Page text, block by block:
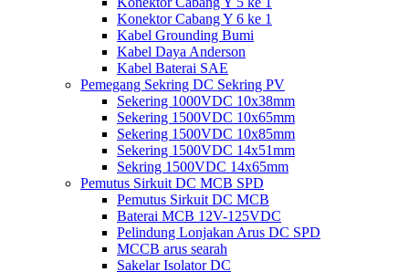
Konektor Cabang Y 6 ke 1
Kabel Grounding Bumi
Kabel Daya Anderson
Kabel Baterai SAE
Pemegang Sekring DC Sekring PV
Sekering 1000VDC 10x38mm
Sekering 1500VDC 10x65mm
Sekering 1500VDC 10x85mm
Sekering 1500VDC 14x51mm
Sekring 1500VDC 14x65mm
Pemutus Sirkuit DC MCB SPD
Pemutus Sirkuit DC MCB
Baterai MCB 12V-125VDC
Pelindung Lonjakan Arus DC SPD
MCCB arus searah
Sakelar Isolator DC